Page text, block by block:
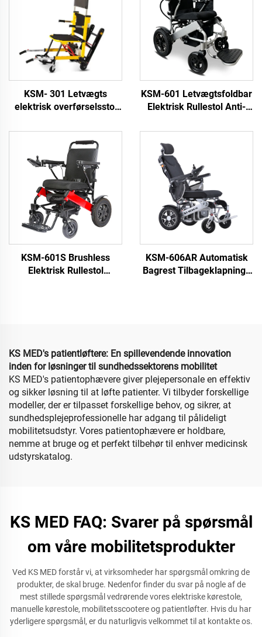
KSM- 301 Letvægts
elektrisk overførselsstol
trapper trin klatrende
elektrisk rullestol
KSM-601 Letvægtsfoldbar
Elektrisk Rullestol Anti-
Foldbare Elektriske
Rullestole med
Fjernbetjening
KSM-601S Brushless
Elektrisk Rullestol
KSM-606AR Automatisk
Bagrest Tilbageklapnings
KS MED's patientløftere: En spillevendende innovation
inden for løsninger til sundhedssektorens mobilitet
KS MED's patientophævere giver plejepersonale en effektiv
og sikker løsning til at løfte patienter. Vi tilbyder forskellige
modeller, der er tilpasset forskellige behov, og sikrer, at
sundhedsplejeprofessionelle har adgang til pålideligt
mobilitetsudstyr. Vores patientophævere er holdbare,
nemme at bruge og et perfekt tilbehør til enhver medicinsk
udstyrskatalog.
KS MED FAQ: Svarer på spørsmål
om våre mobilitetsprodukter
Ved KS MED forstår vi, at virksomheder har spørgsmål omkring de
produkter, de skal bruge. Nedenfor finder du svar på nogle af de
mest stillede spørgsmål vedrørende vores elektriske kørestole,
manuelle kørestole, mobilitetsscootere og patientløfter. Hvis du har
yderligere spørgsmål, er du naturligvis velkommet til at kontakte os.